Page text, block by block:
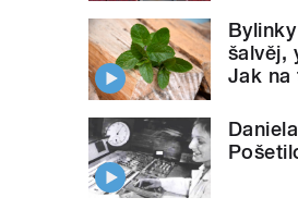
šalvěj,
Jak na